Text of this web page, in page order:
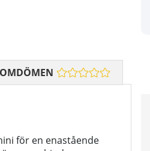
för en enastående
OMDÖMEN